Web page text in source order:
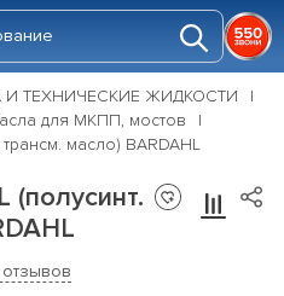
И ТЕХНИЧЕСКИЕ ЖИДКОСТИ
для МКПП, мостов
трансм. масло) BARDAHL
(полусинт.